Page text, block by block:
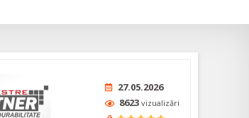
27.05.2026
8623 vizualizări